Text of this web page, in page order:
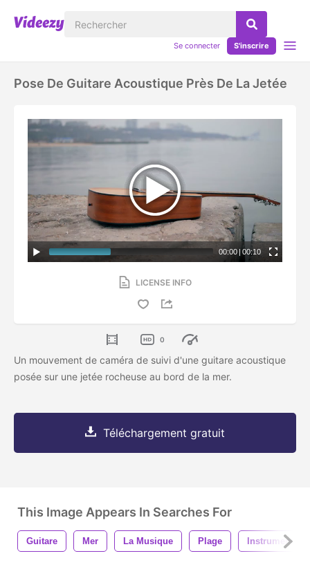
Se connecter S'inscrire
Pose De Guitare Acoustique Près De La Jetée
00:00 | 00:10
LICENSE INFO
0
Un mouvement de caméra de suivi d'une guitare acoustique
posée sur une jetée rocheuse au bord de la mer.
Téléchargement gratuit
This Image Appears In Searches For
Guitare Mer La Musique Plage Instrument